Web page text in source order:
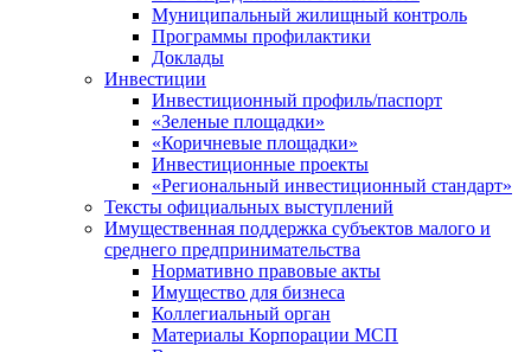
Муниципальный жилищный контроль
Программы профилактики
Доклады
Инвестиции
Инвестиционный профиль/паспорт
«Зеленые площадки»
«Коричневые площадки»
Инвестиционные проекты
«Региональный инвестиционный стандарт»
Тексты официальных выступлений
Имущественная поддержка субъектов малого и
среднего предпринимательства
Нормативно правовые акты
Имущество для бизнеса
Коллегиальный орган
Материалы Корпорации МСП